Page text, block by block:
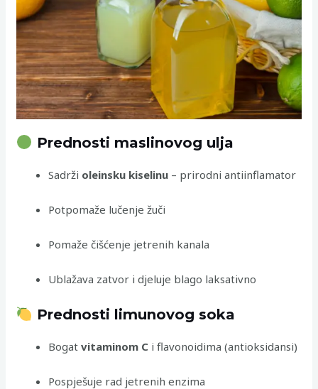
Prednosti maslinovog ulja
Sadrži oleinsku kiselinu – prirodni antiinflamator
Potpomaže lučenje žuči
Pomaže čišćenje jetrenih kanala
Ublažava zatvor i djeluje blago laksativno
Prednosti limunovog soka
Bogatvitaminom C i flavonoidima (antioksidansi)
Pospješuje rad jetrenih enzima